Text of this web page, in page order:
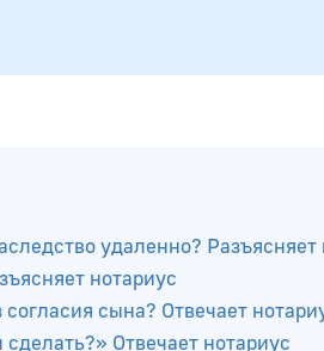
удаленно? Разъясняет